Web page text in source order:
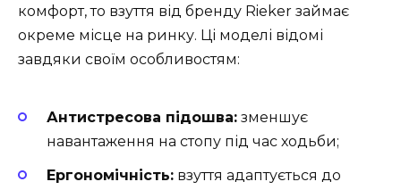
комфорт, то взуття від бренду Rieker займає
окреме місце на ринку. Ці моделі відомі
завдяки своїм особливостям:
Антистресова підошва: зменшує
навантаження на стопу під час ходьби;
Ергономічність: взуття адаптується до